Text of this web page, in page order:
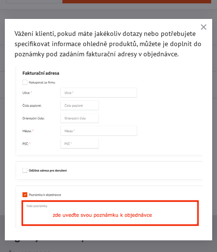
Recenze 0
Diskuse 0
Facebook TwitterBluesky
Potřebujete poradit s objednávkou?
Vážení klienti, pokud máte jakékoliv dotazy nebo potřebujete
specifikovat informace ohledně produktů, můžete je doplnit do
poznámky pod zadáním fakturační adresy v objednávce.